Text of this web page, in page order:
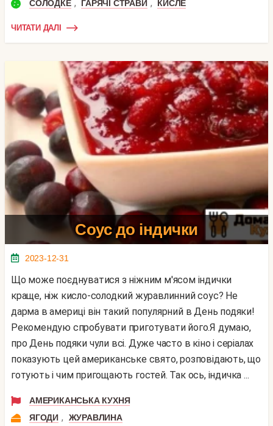
СОЛОДКЕ , ГАРЯЧІ СТРАВИ , КИСЛЕ
ЧИТАТИ ДАЛІ
Соус до індички
2023-12-31
Що може поєднуватися з ніжним м'ясом індички
краще, ніж кисло-солодкий журавлинний соус? Не
дарма в америці він такий популярний в День подяки!
Рекомендую спробувати приготувати його.Я думаю,
про День подяки чули всі. Дуже часто в кіно і серіалах
показують цей американське свято, розповідають, що
готують і чим пригощають гостей. Так ось, індичка ...
АМЕРИКАНСЬКА КУХНЯ
ЯГОДИ ,
ЖУРАВЛИНА